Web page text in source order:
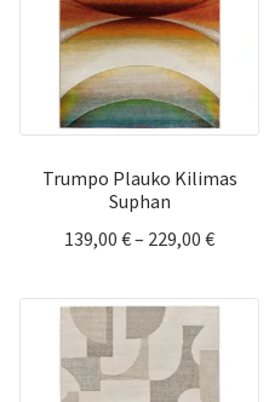
Trumpo Plauko Kilimas
Suphan
139,00 €– 229,00 €Price
139,00 €
229,00 €